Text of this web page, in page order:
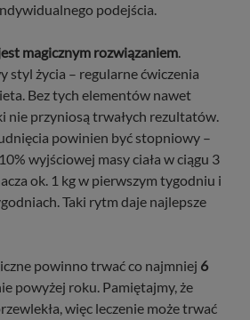
podejścia.
magicznym rozwiązaniem.
styl życia – regularne ćwiczenia
Bez tych elementów nawet
nie przyniosą trwałych rezultatów.
powinien być stopniowy –
wyjściowej masy ciała w ciągu 3
ok. 1 kg w pierwszym tygodniu i
Taki rytm daje najlepsze
powinno trwać co najmniej 6
powyżej roku. Pamiętajmy, że
więc leczenie może trwać